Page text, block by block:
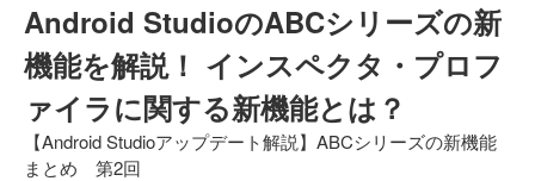
Android StudioのABCシリーズの新
機能を解説！ インスペクタ・プロフ
ァイラに関する新機能とは？
【Android Studioアップデート解説】ABCシリーズの新機能
まとめ 第2回